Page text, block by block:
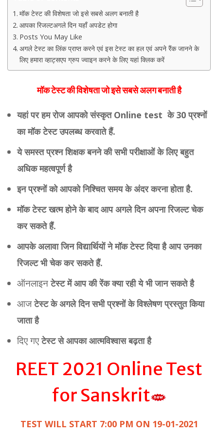
मॉक टेस्ट की विशेषता जो इसे सबसे अलग बनाती है
आपका रिजल्टअगले दिन यहाँ अपडेट होगा
Posts You May Like
अगले टेस्ट का लिंक प्राप्त करने एवं इस टेस्ट का हल एवं अपने रैंक जानने के
लिए हमारा व्हाट्सएप ग्रुप ज्वाइन करने के लिए यहां क्लिक करें
मॉक टेस्ट की विशेषता जो इसे सबसे अलग बनाती है
यहां पर हम रोज आपको संस्कृत Online test के 30 प्रश्नों
का मॉक टेस्ट उपलब्ध करवाते हैं.
ये समस्त प्रश्न शिक्षक बनने की सभी परीक्षाओं के लिए बहुत
अधिक महत्वपूर्ण है
इन प्रश्नों को आपको निश्चित समय के अंदर करना होता है.
मॉक टेस्ट खत्म होने के बाद आप अगले दिन अपना रिजल्ट चेक
कर सकते हैं.
आपके अलावा जिन विद्यार्थियों ने मॉक टेस्ट दिया है आप उनका
रिजल्ट भी चेक कर सकते हैं.
ऑनलाइनटेस्ट में आप की रेंक क्या रही ये भी जान सकते है
आजटेस्ट के अगले दिन सभी प्रश्नों के विश्लेषण प्रस्तुत किया
जाता है
दिए गएटेस्ट से आपका आत्मविश्वास बढ़ता है
REET 2021 Online Test
for Sanskrit
TEST WILL START 7:00 PM ON 19-01-2021